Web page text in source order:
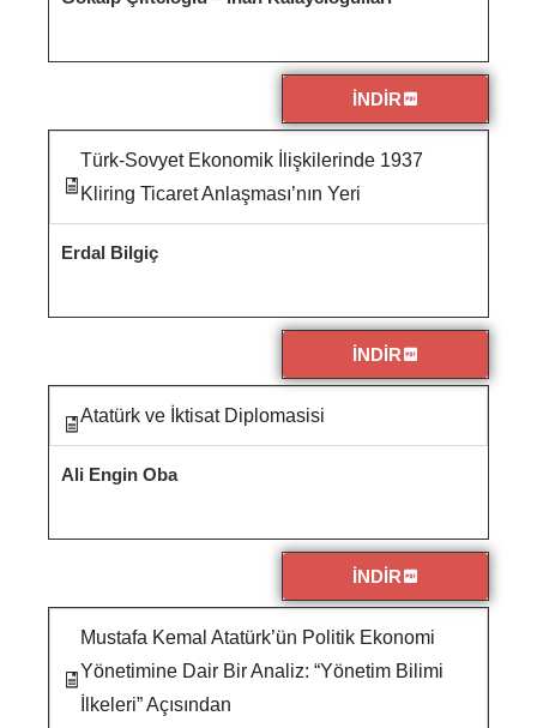
İNDİR
Türk-Sovyet Ekonomik İlişkilerinde 1937
Kliring Ticaret Anlaşması’nın Yeri
Erdal Bilgiç
İNDİR
Atatürk ve İktisat Diplomasisi
Ali Engin Oba
İNDİR
Mustafa Kemal Atatürk’ün Politik Ekonomi
Yönetimine Dair Bir Analiz: “Yönetim Bilimi
İlkeleri” Açısından